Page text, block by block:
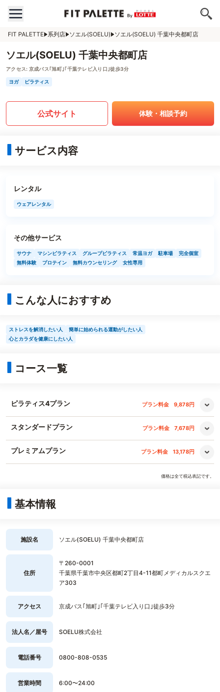
FIT PALETTE 系列店 ソエル(SOELU) ソエル(SOELU) 千葉中央都町店
ソエル(SOELU) 千葉中央都町店
アクセス: 京成バス｢旭町｣｢千葉テレビ入り口｣徒歩3分
ヨガ ピラティス
公式サイト 体験・相談予約
サービス内容
レンタル
ウェアレンタル
その他サービス
サウナ マシンピラティス グループピラティス 常温ヨガ 駐車場
完全個室
無料体験
プロテイン 無料カウンセリング 女性専用
こんな人におすすめ
ストレスを解消したい人
簡単に始められる運動がしたい人
心とカラダを健康にしたい人
コース一覧
ピラティス4プラン プラン料金 9,878円
スタンダードプラン プラン料金 7,678円
プレミアムプラン プラン料金 13,178円
価格は全て税込表記です。
基本情報
施設名 ソエル(SOELU) 千葉中央都町店
住所
〒260-0001
千葉県千葉市中央区都町2丁目4-11都町メディカルスクエ
ア303
アクセス 京成バス｢旭町｣｢千葉テレビ入り口｣徒歩3分
法人名／屋号 SOELU株式会社
電話番号 0800-808-0535
営業時間 6:00〜24:00